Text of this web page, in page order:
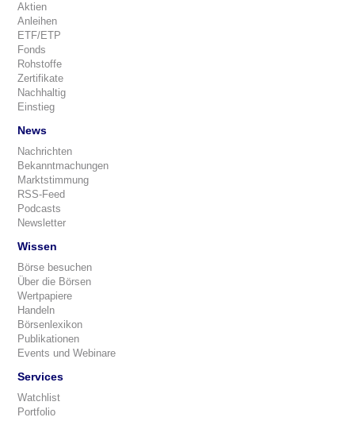
Aktien
Anleihen
ETF/ETP
Fonds
Rohstoffe
Zertifikate
Nachhaltig
Einstieg
News
Nachrichten
Bekanntmachungen
Marktstimmung
RSS-Feed
Podcasts
Newsletter
Wissen
Börse besuchen
Über die Börsen
Wertpapiere
Handeln
Börsenlexikon
Publikationen
Events und Webinare
Services
Watchlist
Portfolio